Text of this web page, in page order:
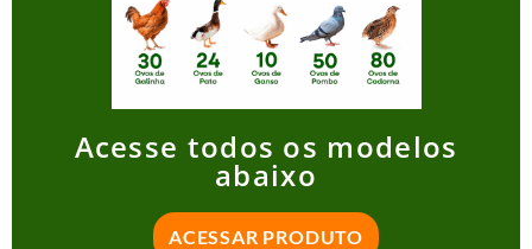
Acesse todos os modelos
abaixo
ACESSAR PRODUTO